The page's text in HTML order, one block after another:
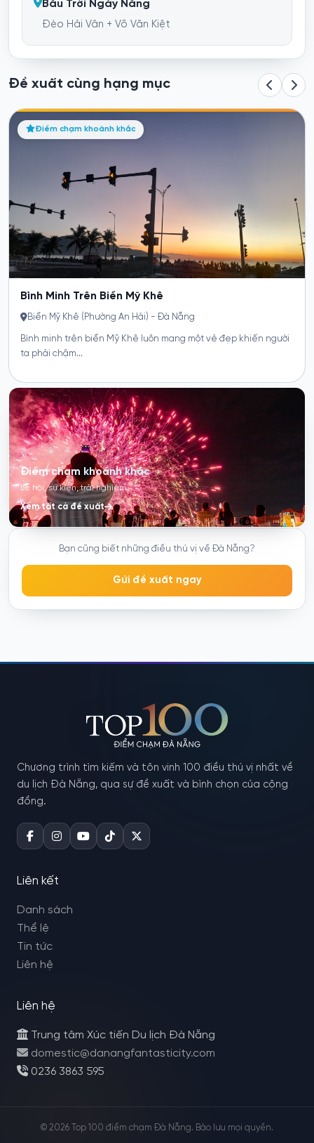
Bầu Trời Ngày Nắng
Đèo Hải Vân + Võ Văn Kiệt
Đề xuất cùng hạng mục
người
Điểm chạm khoảnh khắc
Trải nghiệm “Đường lên tiên cảnh” tại Bà Nà
Flee khỏi “vibe” khói bụi thành phố để “flex” ngay
đỉnh Bà Nà...
Điểm chạm khoảnh khắc
Lễ hội, sự kiện, trải nghiệm
Xem tất cả đề xuất
Bạn cũng biết những điều thú vị về Đà Nẵng?
Gửi đề xuất ngay
Chương trình tìm kiếm và tôn vinh 100 điều thú vị nhất về
du lịch Đà Nẵng, qua sự đề xuất và bình chọn của cộng
đồng.
Liên kết
Danh sách
Thể lệ
Tin tức
Liên hệ
Liên hệ
Trung tâm Xúc tiến Du lịch Đà Nẵng
domestic@danangfantasticity.com
0236 3863 595
© 2026 Top 100 điểm chạm Đà Nẵng. Bảo lưu mọi quyền.